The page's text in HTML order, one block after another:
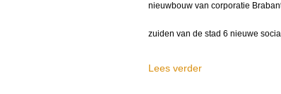
nieuwbouw van corporatie
zuiden van de stad 6 nieuwe
Lees verder